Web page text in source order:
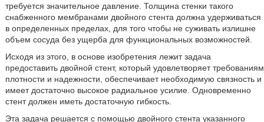
требуется значительное давление. Толщина стенки такого
снабженного мембранами двойного стента должна удерживаться
в определенных пределах, для того чтобы не суживать излишне
объем сосуда без ущерба для функциональных возможностей.
Исходя из этого, в основе изобретения лежит задача
предоставить двойной стент, который удовлетворяет требованиям
плотности и надежности, обеспечивает необходимую связность и
имеет достаточно высокое радиальное усилие. Одновременно
стент должен иметь достаточную гибкость.
Эта задача решается с помощью двойного стента указанного